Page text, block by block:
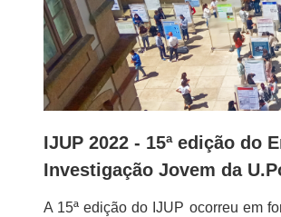
IJUP 2022 - 15ª edição do
Investigação Jovem da
A 15ª edição do IJUP ocorreu em